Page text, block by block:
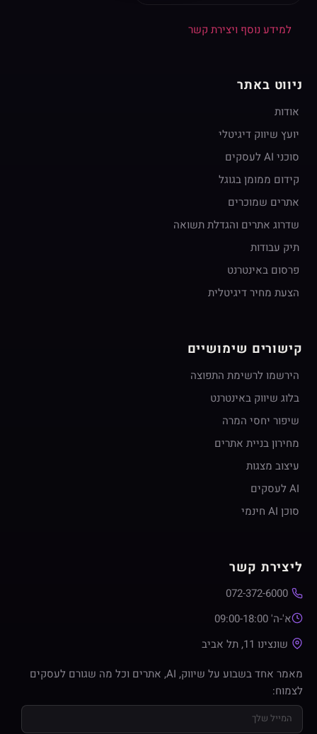
למידע נוסף ויצירת קשר
ניווט באתר
אודות
יועץ שיווק דיגיטלי
סוכני AI לעסקים
קידום ממומן בגוגל
אתרים שמוכרים
שדרוג אתרים והגדלת תשואה
תיק עבודות
פרסום באינטרנט
הצעת מחיר דיגיטלית
קישורים שימושיים
הירשמו לרשימת התפוצה
בלוג שיווק באינטרנט
שיפור יחסי המרה
מחירון בניית אתרים
עיצוב מצגות
AI לעסקים
סוכן AI חינמי
ליצירת קשר
072-372-6000
א'-ה' 09:00-18:00
שונצינו 11, תל אביב
מאמר אחד בשבוע על שיווק, AI, אתרים וכל מה שגורם לעסקים
לצמוח: